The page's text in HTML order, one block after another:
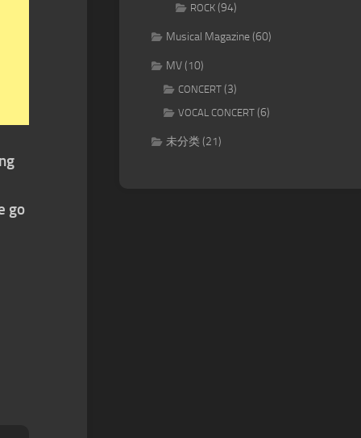
go
ROCK (94)
Musical Magazine(60)
MV(10)
CONCERT (3)
VOCAL CONCERT (6)
未分类(21)